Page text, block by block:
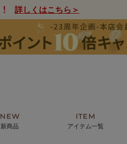
詳しくはこちら＞
NEW
新商品
ITEM
アイテム一覧